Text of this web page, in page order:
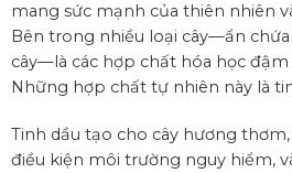
mang sức mạnh của thiên nhiên
Bên trong nhiều loại cây—ẩn
cây—là các hợp chất hóa học đậm
Những hợp chất tự nhiên này là
Tinh dầu tạo cho cây hương
điều kiện môi trường nguy hiểm,